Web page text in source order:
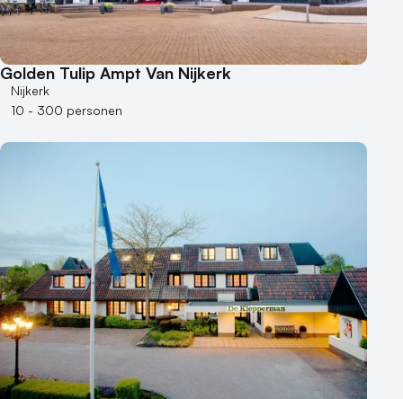
Golden Tulip Ampt Van Nijkerk
Nijkerk
10 - 300 personen